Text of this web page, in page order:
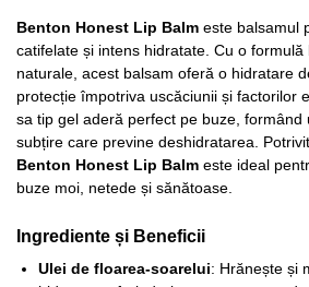
Benton Honest Lip Balm este balsamul
catifelate și intens hidratate. Cu o
naturale, acest balsam oferă o hidratare
protecție împotriva uscăciunii și factorilor
sa tip gel aderă perfect pe buze, formând
subțire care previne deshidratarea.
Benton Honest Lip Balm este ideal
buze moi, netede și sănătoase.
Ingrediente și Beneficii
Ulei de floarea-soarelui: Hrănește și